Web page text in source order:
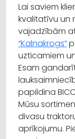
Lai saviem
kvalitatīvu un
vajadzībām
“Kalnakrogs”
uzticamiem
Esam
papildina
Mūsu
divasu
aprīkojumu.